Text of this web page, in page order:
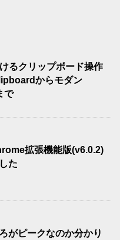
るクリップボード操作
からモダン
で
拡張機能版(v6.0.2)
た
がピークなのか分かり